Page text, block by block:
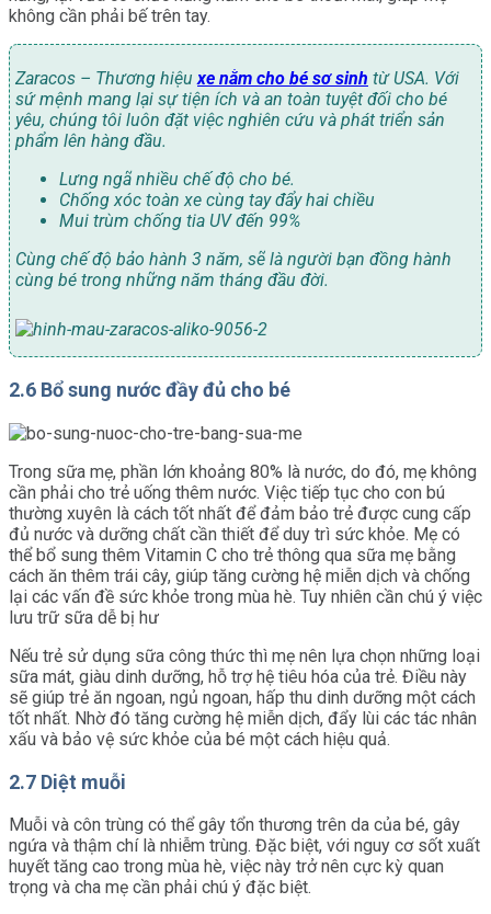
không cần phải bế trên tay.
Zaracos – Thương hiệuxe nằm cho bé sơ sinh từ USA. Với
sứ mệnh mang lại sự tiện ích và an toàn tuyệt đối cho bé
yêu, chúng tôi luôn đặt việc nghiên cứu và phát triển sản
phẩm lên hàng đầu.
Lưng ngã nhiều chế độ cho bé.
Chống xóc toàn xe cùng tay đẩy hai chiều
Mui trùm chống tia UV đến 99%
Cùng chế độ bảo hành 3 năm, sẽ là người bạn đồng hành
cùng bé trong những năm tháng đầu đời.
2.6 Bổ sung nước đầy đủ cho bé
Trong sữa mẹ, phần lớn khoảng 80% là nước, do đó, mẹ không
cần phải cho trẻ uống thêm nước. Việc tiếp tục cho con bú
thường xuyên là cách tốt nhất để đảm bảo trẻ được cung cấp
đủ nước và dưỡng chất cần thiết để duy trì sức khỏe. Mẹ có
thể bổ sung thêm Vitamin C cho trẻ thông qua sữa mẹ bằng
cách ăn thêm trái cây, giúp tăng cường hệ miễn dịch và chống
lại các vấn đề sức khỏe trong mùa hè. Tuy nhiên cần chú ý việc
lưu trữ sữa dễ bị hư
Nếu trẻ sử dụng sữa công thức thì mẹ nên lựa chọn những loại
sữa mát, giàu dinh dưỡng, hỗ trợ hệ tiêu hóa của trẻ. Điều này
sẽ giúp trẻ ăn ngoan, ngủ ngoan, hấp thu dinh dưỡng một cách
tốt nhất. Nhờ đó tăng cường hệ miễn dịch, đẩy lùi các tác nhân
xấu và bảo vệ sức khỏe của bé một cách hiệu quả.
2.7 Diệt muỗi
Muỗi và côn trùng có thể gây tổn thương trên da của bé, gây
ngứa và thậm chí là nhiễm trùng. Đặc biệt, với nguy cơ sốt xuất
huyết tăng cao trong mùa hè, việc này trở nên cực kỳ quan
trọng và cha mẹ cần phải chú ý đặc biệt.